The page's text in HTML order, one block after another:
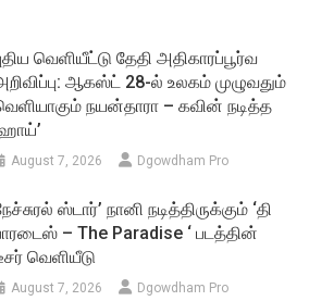
வெளியீட்டு தேதி அதிகாரப்பூர்வ
ஆகஸ்ட் 28-ல் உலகம் முழுவதும்
நயன்தாரா – கவின் நடித்த
August 7, 2026 Dgowdham Pro
ஸ்டார்’ நானி நடித்திருக்கும் ‘தி
– The Paradise ‘ படத்தின்
வெளியீடு
August 7, 2026 Dgowdham Pro